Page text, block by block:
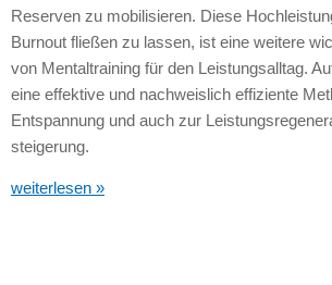
Reserven zu mobilisieren. Diese
Burnout fließen zu lassen, ist eine weitere
von Mentaltraining für den Leistungsalltag.
eine effektive und nachweislich effiziente
Entspannung und auch zur
steigerung.
weiterlesen »